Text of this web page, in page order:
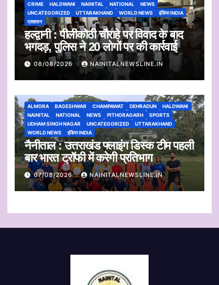
CRIME HALDWANI NAINITAL NATIONAL
NEWS
UNCATEGORIZED
UTTARAKHAND WORLD NEWS
इंडिया INDIA
प्रशासन
हल्द्वानी : पीलीकोठी चौराहे पर विवाद के बाद
भगदड़, पुलिस ने 20 लोगों पर की कार्रवाई
08/08/2026 NAINITALNEWSLINE.IN
ALMORA BAGESHWAR CHAMPAWAT DEHRADUN
HALDWANI
NAINITAL
NATIONAL NEWS PITHORAGARH
SPORTS
UDHAM SINGH NAGAR
UNCATEGORIZED
UTTARAKHAND
WORLD NEWS
इंडिया INDIA
नैनीताल : उत्तराखंड फ्लाइंग डिस्क टीम पहली
बार भारत ट्रॉफी में करेगी प्रतिभाग
07/08/2026 NAINITALNEWSLINE.IN